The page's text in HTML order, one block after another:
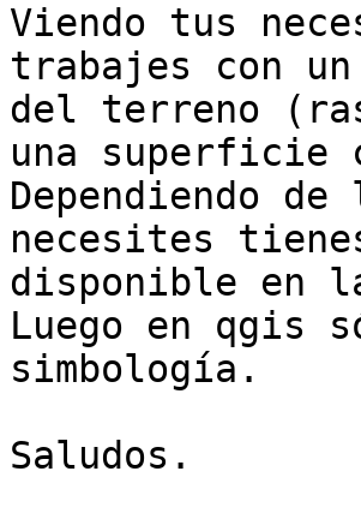
Viendo tus
trabajes con
del terreno
una superficie
Dependiendo
necesites
disponible en
Luego en qgis
simbología.
Saludos.